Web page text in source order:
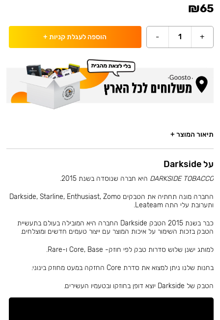
₪65
+
1
- הוספה לעגלת קניות +
תיאור המוצר +
על Darkside
DARKSIDE TOBACCO היא חברה שנוסדה בשנת 2015.
החברה מונה תחתיה את הטבקים Darkside, Starline, Enthusiast, Zomo
ותערובת עלי התה Leateam.
כבר בשנת 2015 הטבק Darkside החברה היא המובילה בעולם בתעשיית
הטבק בזכות השימור על איכות המוצר עם ייצור טעמים חדשים ומוצלחים.
למותג ישנן שלוש סדרות טבק לפי חוזק- Core, Base ו-Rare.
בחנות שלנו ניתן למצוא את סדרת Core החזקה במעט מחוזק בינוני.
הטבק של Darkside יוצא דופן בחוזקו ובטעמיו העשירים.